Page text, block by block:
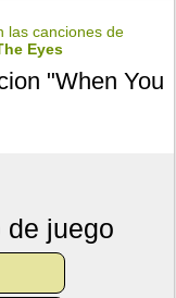
las canciones de
Eyes
"When You
de juego